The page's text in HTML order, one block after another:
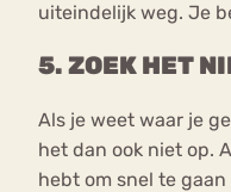
uiteindelijk weg. Je
5. ZOEK HET
Als je weet waar je
het dan ook niet op.
hebt om snel te